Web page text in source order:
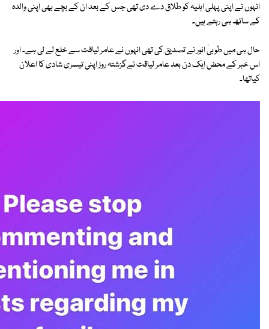
انہوں نے اپنی پہلی اہلیہ کو طلاق دے دی تھی جس کے بعد ان کے بچے بھی اپنی والدہ
کے ساتھ ہی رہتے ہیں۔
حال ہی میں طوبیٰ انور نے تصدیق کی تھی انہوں نے عامر لیاقت سے خلع لے لی ہے۔ اور
اس خبر کے محض ایک دن بعد عامر لیاقت نےگزشتہ روز اپنی تیسری شادی کا اعلان
کیاتھا۔